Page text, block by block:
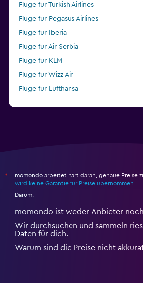
Flüge für Turkish Airlines
Flüge für Pegasus Airlines
Flüge für Iberia
Flüge für Air Serbia
Flüge für KLM
Flüge für Wizz Air
Flüge für Lufthansa
*
momondo arbeitet hart daran, genaue Preise
wird keine Garantie für Preise übernommen
Darum:
momondo ist weder Anbieter noch
Wir durchsuchen und sammeln
Daten für dich.
Warum sind die Preise nicht